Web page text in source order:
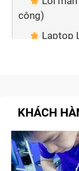
công)
Laptop
Laptop
Laptop
Dịch vụ
chuyên
KHÁCH